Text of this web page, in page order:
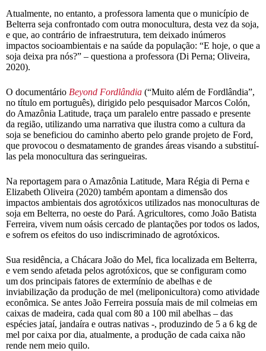
Atualmente, no entanto, a professora lamenta que o município de
Belterra seja confrontado com outra monocultura, desta vez da soja,
e que, ao contrário de infraestrutura, tem deixado inúmeros
impactos socioambientais e na saúde da população: “E hoje, o que a
soja deixa pra nós?” – questiona a professora (Di Perna; Oliveira,
2020).
O documentário Beyond Fordlândia (“Muito além de Fordlândia”,
no título em português), dirigido pelo pesquisador Marcos Colón,
do Amazônia Latitude, traça um paralelo entre passado e presente
da região, utilizando uma narrativa que ilustra como a cultura da
soja se beneficiou do caminho aberto pelo grande projeto de Ford,
que provocou o desmatamento de grandes áreas visando a substituí-
las pela monocultura das seringueiras.
Na reportagem para o Amazônia Latitude, Mara Régia di Perna e
Elizabeth Oliveira (2020) também apontam a dimensão dos
impactos ambientais dos agrotóxicos utilizados nas monoculturas de
soja em Belterra, no oeste do Pará. Agricultores, como João Batista
Ferreira, vivem num oásis cercado de plantações por todos os lados,
e sofrem os efeitos do uso indiscriminado de agrotóxicos.
Sua residência, a Chácara João do Mel, fica localizada em Belterra,
e vem sendo afetada pelos agrotóxicos, que se configuram como
um dos principais fatores de extermínio de abelhas e de
inviabilização da produção de mel (meliponicultora) como atividade
econômica. Se antes João Ferreira possuía mais de mil colmeias em
caixas de madeira, cada qual com 80 a 100 mil abelhas – das
espécies jataí, jandaíra e outras nativas -, produzindo de 5 a 6 kg de
mel por caixa por dia, atualmente, a produção de cada caixa não
rende nem meio quilo.